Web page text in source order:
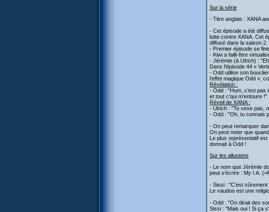
Sur la série
- Titre anglais : XANA
- Cet épisode a été
lutte contre XANA. Cet
diffusé dans la saison 2.
- Premier épisode se
- Kiwi a failli être
- Jérémie (à Ulrich) :
Dans l'épisode 44 «
- Odd utilise son
l'effet magique Odd »,
Révélation :
- Odd : "Hum, c’est pas
et tout c’qui m’entoure !"
Réveil de XANA :
- Ulrich : "Te vexe pas,
- Odd : "Oh, tu connais
- On peut remarquer
On peut noter que
Le plus représentatif
donnait à Odd !
Sur les allusions
- Le nom que Jérémie
peut s'écrire : My I.A.
- Sissi : "C’est
Le vaudoo est une
- Odd : "On dirait des
Sissi : "Mais oui ! Si ça